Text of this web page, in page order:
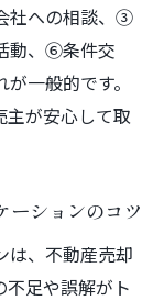
社への相談、③
動、⑥条件交
一般的です。
主が安心して取
ーションのコツ
は、不動産売却
足や誤解がト